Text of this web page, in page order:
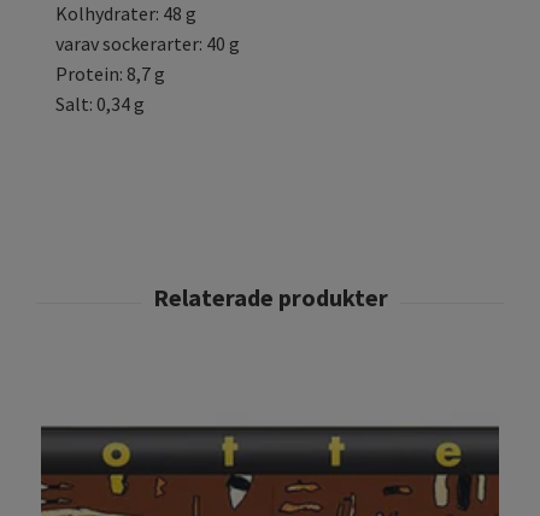
Kolhydrater: 48 g
varav sockerarter: 40 g
Protein: 8,7 g
Salt: 0,34 g